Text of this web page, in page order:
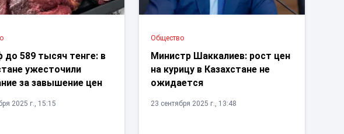
589 тысяч тенге: в
ужесточили
за завышение цен
2025 г., 15:15
Общество
Министр Шаккалиев: рост цен
на курицу в Казахстане не
ожидается
23 сентября 2025 г., 13:48